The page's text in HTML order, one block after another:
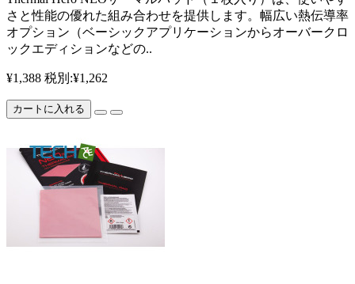
さと性能の優れた組み合わせを提供します。幅広い熱伝導率
オプション（ベーシックアプリケーションからオーバークロ
ックエディションなどの..
¥1,388 税別:¥1,262
カートに入れる